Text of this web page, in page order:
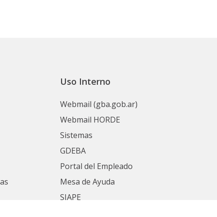
Uso Interno
Webmail (gba.gob.ar)
Webmail HORDE
Sistemas
GDEBA
Portal del Empleado
Mesa de Ayuda
SIAPE